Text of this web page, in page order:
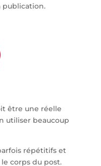
publication.
être une réelle
utiliser beaucoup
répétitifs et
corps du post.